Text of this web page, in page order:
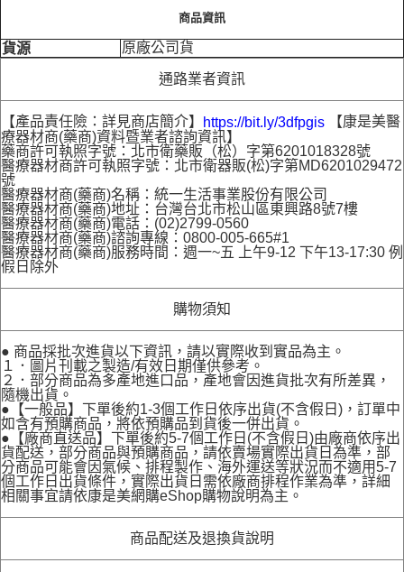
商品資訊
貨源 原廠公司貨
通路業者資訊
【產品責任險：詳見商店簡介】 https://bit.ly/3dfpgis 【康是美醫
療器材商(藥商)資料暨業者諮詢資訊】
藥商許可執照字號：北市衛藥販（松）字第6201018328號
醫療器材商許可執照字號：北市衛器販(松)字第MD6201029472
號
醫療器材商(藥商)名稱：統一生活事業股份有限公司
醫療器材商(藥商)地址：台灣台北市松山區東興路8號7樓
醫療器材商(藥商)電話：(02)2799-0560
醫療器材商(藥商)諮詢專線：0800-005-665#1
醫療器材商(藥商)服務時間：週一~五 上午9-12 下午13-17:30 例
假日除外
購物須知
● 商品採批次進貨以下資訊，請以實際收到實品為主。
１．圖片刊載之製造/有效日期僅供參考。
２．部分商品為多產地進口品，產地會因進貨批次有所差異，
隨機出貨。
●【一般品】下單後約1-3個工作日依序出貨(不含假日)，訂單中
如含有預購商品，將依預購品到貨後一併出貨。
●【廠商直送品】下單後約5-7個工作日(不含假日)由廠商依序出
貨配送，部分商品與預購商品，請依賣場實際出貨日為準，部
分商品可能會因氣候、排程製作、海外運送等狀況而不適用5-7
個工作日出貨條件，實際出貨日需依廠商排程作業為準，詳細
相關事宜請依康是美網購eShop購物說明為主。
商品配送及退換貨說明